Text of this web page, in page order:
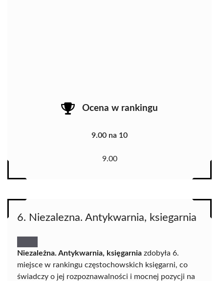
Ocena w rankingu
9.00 na 10
9.00
6. Niezalezna. Antykwarnia, ksiegarnia
Niezależna. Antykwarnia, księgarnia zdobyła 6.
miejsce w rankingu częstochowskich księgarni, co
świadczy o jej rozpoznawalności i mocnej pozycji na